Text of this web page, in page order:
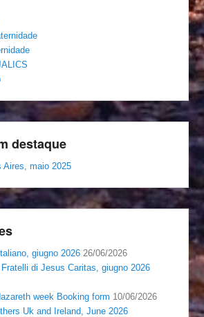
destaque
Aires, maio 2025
giugno 2026 26/06/2026
di Jesus Caritas, giugno 2026
week Booking form 10/06/2026
Uk and Ireland, June 2026